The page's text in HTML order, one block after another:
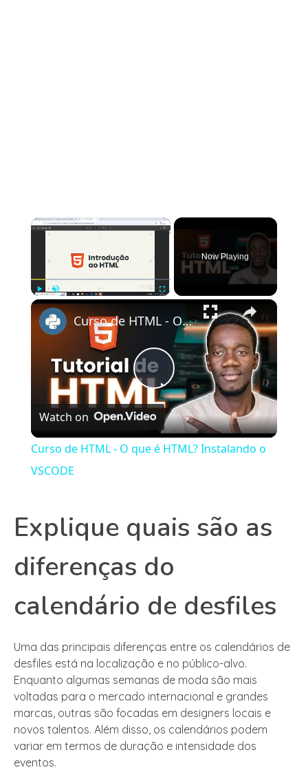
×
Now Playing
×
Play
Video
Curso de HTML - O que é HTML? Instalando o VSCODE
Watch on
Curso de HTML - O que é HTML? Instalando o
VSCODE
Explique quais são as
diferenças do
calendário de desfiles
Uma das principais diferenças entre os calendários de
desfiles está na localização e no público-alvo.
Enquanto algumas semanas de moda são mais
voltadas para o mercado internacional e grandes
marcas, outras são focadas em designers locais e
novos talentos. Além disso, os calendários podem
variar em termos de duração e intensidade dos
eventos.